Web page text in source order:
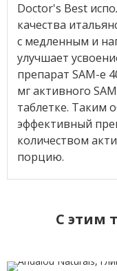
Doctor's Best
качества
с медленным и
улучшает
препарат SAM-e
мг активного
таблетке. Таким
эффективный
количеством
порцию.
C этим